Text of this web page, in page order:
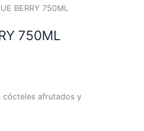
BERRY 750ML
750ML
cócteles afrutados y